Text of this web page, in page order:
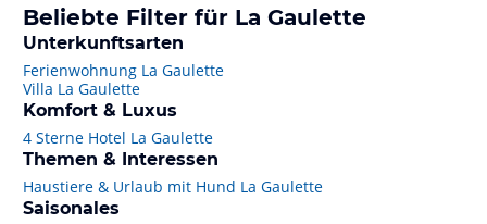
Beliebte Filter für La Gaulette
Unterkunftsarten
Ferienwohnung La Gaulette
Villa La Gaulette
Komfort & Luxus
4 Sterne Hotel La Gaulette
Themen & Interessen
Haustiere & Urlaub mit Hund La Gaulette
Saisonales